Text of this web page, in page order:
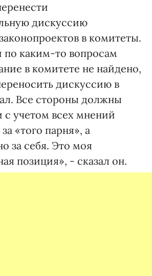
дискуссию
в комитеты.
по каким-то вопросам
в комитете не найдено,
дискуссию в
Все стороны должны
с учетом всех мнений
«того парня», а
за себя. Это моя
позиция», - сказал он.